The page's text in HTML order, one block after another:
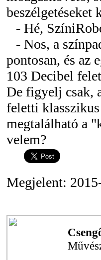
beszélgetéseket
- Hé,
- Nos, a
pontosan, és az
103 Decibel
De figyelj csak,
feletti
megtalálható a
velem?
Megjelent: